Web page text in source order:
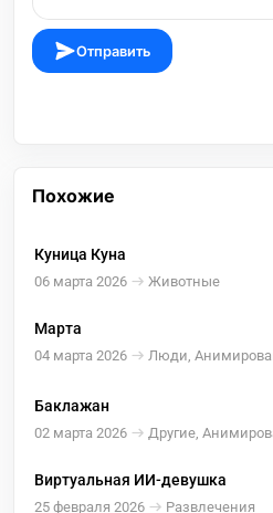
Отправить
Похожие
Куница Куна
06 марта 2026 Животные
Марта
04 марта 2026 Люди,
Баклажан
02 марта 2026 Другие,
Виртуальная ИИ-девушка
25 февраля 2026 Развлечения